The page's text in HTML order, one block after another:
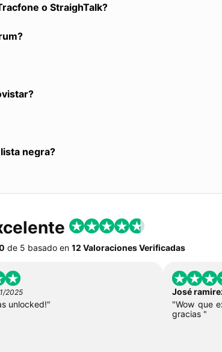
o StraighTalk?
negra?
de 5 basado en 12 Valoraciones Verificadas
2025
unlocked!"
José
"Wow que
gracias "